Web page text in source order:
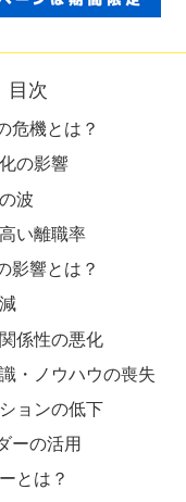
目次
危機とは？
の影響
波
い離職率
影響とは？
係性の悪化
・ノウハウの喪失
ョンの低下
ーの活用
とは？